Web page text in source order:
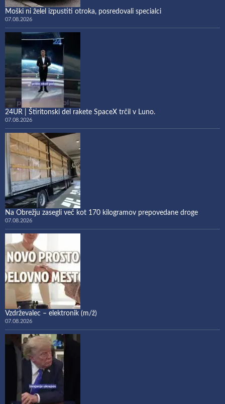
Moški ni želel izpustiti otroka, posredovali specialci
07.08.2026
24UR | Štiritonski del rakete SpaceX trčil v Luno.
07.08.2026
Na Obrežju zasegli več kot 170 kilogramov prepovedane droge
07.08.2026
Vzdrževalec – elektronik (m/ž)
07.08.2026